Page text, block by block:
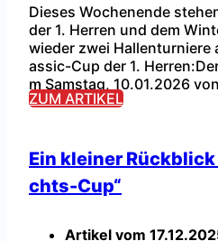
Dieses Wochenende
der 1. Herren und dem
wieder zwei Hallenturniere
assic-Cup der 1.
m Samstag, 10.01.2026
der Turnhalle Holstenkamp
...
ZUM ARTIKEL
Ein kleiner
chts-Cup“
Artikel vom